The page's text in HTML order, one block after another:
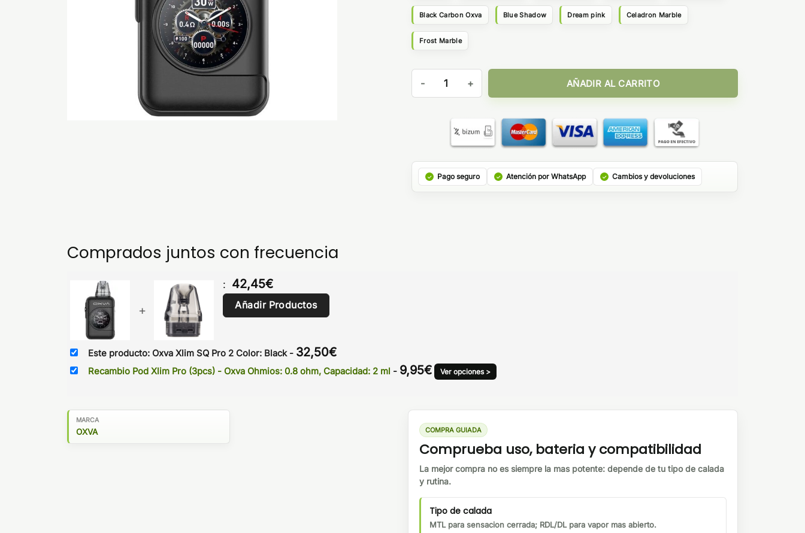
Black Carbon Oxva Blue Shadow Dream pink Celadron Marble
Frost Marble
Oxva Xlim SQ Pro 2 cantidad
AÑADIR AL CARRITO
Pago seguro Atención por WhatsApp Cambios y devoluciones
Comprados juntos con frecuencia
+
: 42,45€
Añadir Productos
Este producto: Oxva Xlim SQ Pro 2 Color: Black - 32,50€
Recambio Pod Xlim Pro (3pcs) - Oxva Ohmios: 0.8 ohm, Capacidad: 2 ml - 9,95€ Ver opciones >
MARCA
OXVA COMPRA GUIADA
Comprueba uso, bateria y compatibilidad
La mejor compra no es siempre la mas potente: depende de tu tipo de calada
y rutina.
Tipo de calada
MTL para sensacion cerrada; RDL/DL para vapor mas abierto.